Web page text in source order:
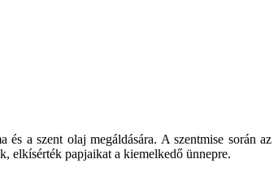
a szent olaj megáldására. A szentmise során az
elkísérték papjaikat a kiemelkedő ünnepre.